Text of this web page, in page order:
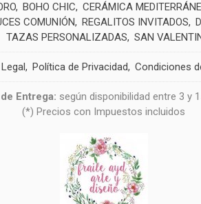
BOHO CHIC CERÁMICA
COMUNIÓN REGALITOS INVITADOS
TAZAS PERSONALIZADAS
SAN
Política de Privacidad Condiciones
Entrega: según disponibilidad entre 3 y
(*) Precios con Impuestos incluidos